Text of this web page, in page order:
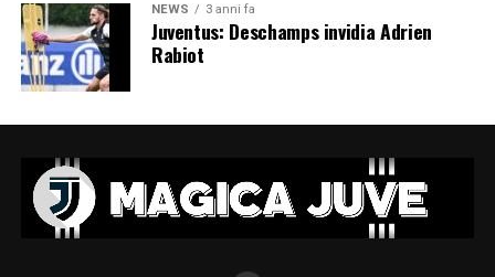
NEWS 3 anni fa
Juventus: Deschamps invidia Adrien
Rabiot